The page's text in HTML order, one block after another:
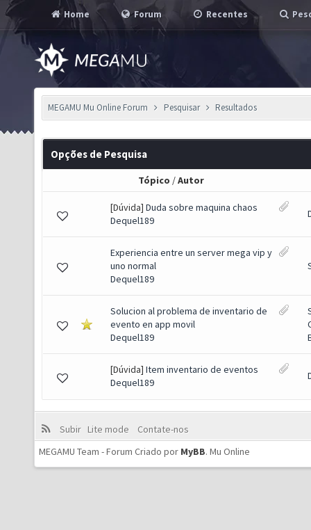
Home Forum Recentes
MEGAMU Mu Online Forum Pesquisar Resultados
Opções de Pesquisa
Tópico /Autor
[Dúvida] Duda sobre maquina chaos
Dequel189
Experiencia entre un server mega vip y
uno normal
Dequel189
Solucion al problema de inventario de
evento en app movil
Dequel189
[Dúvida] Item inventario de eventos
Dequel189
Subir Lite mode
Contate-nos
MEGAMU Team - Forum Criado por MyBB. Mu Online